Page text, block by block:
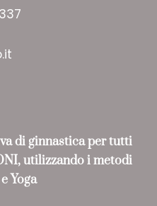
di ginnastica per tutti
utilizzando i metodi
Yoga